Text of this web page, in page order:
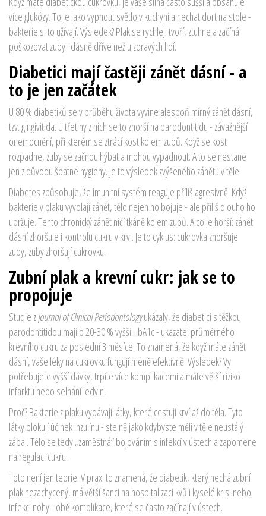
více glukózy. To je jako vypnout světlo v kuchyni a nechat dort na stole -
bakterie si to užívají. Výsledek? Plak se rychleji tvoří, ztuhne a začíná
poškozovat zuby i dásně dříve než u zdravých lidí.
Diabetici mají častěji zánět dásní - a
to je jen začátek
U 80 % diabetiků se v průběhu života vyvine alespoň mírný zánět dásní,
tzv. gingivitida. U třetiny z nich se to zhorší na parodontitidu - závažnější
onemocnění, při kterém se ztrácí kost kolem zubů. Když se kost
rozpadne, zuby se začnou hýbat a mohou vypadnout. A to se nestane
jen z důvodu špatné hygieny. Je to výsledek zvýšeného zánětu v těle.
Diabetes způsobuje, že imunitní systém reaguje příliš agresivně. Když
bakterie v plaku vyvolají zánět, tělo nejen ho bojuje - ale příliš dlouho ho
udržuje. Tento chronický zánět ničí tkáně kolem zubů. A co je horší: zánět
dásní zhoršuje i kontrolu cukru v krvi. Je to cyklus: cukrovka zhoršuje
zuby, zuby zhoršují cukrovku.
Zubní plak a krevní cukr: jak se to
propojuje
Studie zJournal of Clinical Periodontologyukázaly, že diabetici s těžkou
parodontitidou mají o 20-30 % vyšší HbA1c - ukazatel průměrného
krevního cukru za poslední 3 měsíce. To znamená, že když máte zánět
dásní, vaše léky na cukrovku fungují méně efektivně. Výsledek? Vy
potřebujete vyšší dávky, trpíte více komplikacemi a máte větší riziko
infarktu nebo selhání ledvin.
Proč? Bakterie z plaku vydávají látky, které cestují krví až do těla. Tyto
látky blokují účinek inzulínu - stejně jako kdybyste měli v těle neustálý
zápal. Tělo se tedy „zaměstná“ bojováním s infekcí v ústech a zapomene
na regulaci cukru.
Toto není jen teorie. V praxi to znamená, že diabetik, který nechá zubní
plak nezachycený, má větší šanci na hospitalizaci kvůli kyselé krisi nebo
infekci nohy - obě komplikace, které se často začínají v ústech.